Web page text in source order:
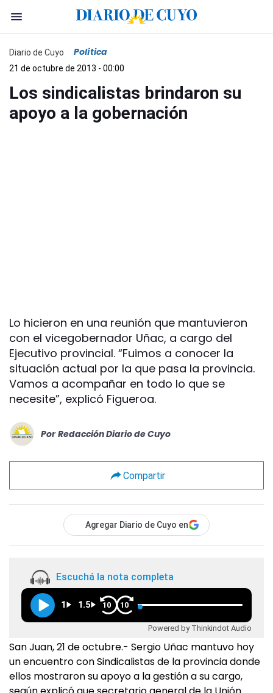
Diario de Cuyo Política
21 de octubre de 2013 - 00:00
Los sindicalistas brindaron su
apoyo a la gobernación
Lo hicieron en una reunión que mantuvieron
con el vicegobernador Uñac, a cargo del
Ejecutivo provincial. “Fuimos a conocer la
situación actual por la que pasa la provincia.
Vamos a acompañar en todo lo que se
necesite”, explicó Figueroa.
Por Redacción Diario de Cuyo
Compartir
Agregar Diario de Cuyo en
Escuchá la nota completa
1 1.5 10 10
Powered by Thinkindot Audio
San Juan, 21 de octubre.- Sergio Uñac mantuvo hoy
un encuentro con Sindicalistas de la provincia donde
ellos mostraron su apoyo a la gestión a su cargo,